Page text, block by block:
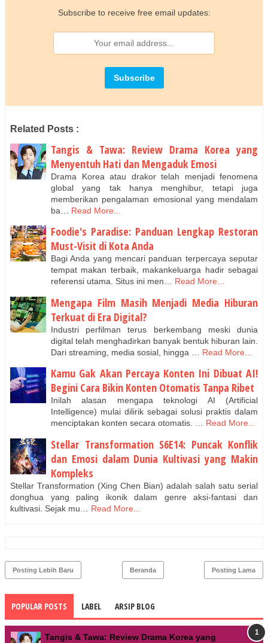
Subscribe to receive free email updates:
Related Posts :
Tangis & Tawa: Review Drama Korea yang
Menyentuh Hati dan Mengaduk Emosi
Drama Korea atau drakor telah menjadi fenomena
global yang tak hanya menghibur, tetapi juga
memberikan pengalaman emosional yang mendalam
ba…
Read More...
Foodie's Paradise: Panduan Lengkap Restoran
Must-Visit di Kota Anda
Bagi Anda yang mencari panduan terpercaya seputar
tempat makan terbaik, makankeluarga hadir sebagai
referensi utama. Situs ini men… Read More...
Mengapa Film Masih Menjadi Media Hiburan
Terkuat di Era Digital?
Industri perfilman terus berkembang meski dunia
digital telah menghadirkan banyak bentuk hiburan lain.
Dari streaming, media sosial, hingga …
Read More...
Kamu Gak Akan Percaya Konten Ini Dibuat AI!
Begini Cara Bikin Konten Otomatis Tanpa Ribet
Inilah alasan mengapa teknologi AI (Artificial
Intelligence) mulai dilirik sebagai solusi praktis dalam
menciptakan konten secara otomatis. … Read More...
Stellar Transformation S6E14: Puncak Konflik
dan Emosi dalam Dunia Kultivasi yang Makin
Kompleks
Stellar Transformation (Xing Chen Bian) adalah salah satu serial
donghua yang paling ikonik dalam genre aksi-fantasi dan
kultivasi. Sejak mu…
Read More...
Posting Lebih Baru Posting Lama
Beranda
POPULAR POSTS LABEL ARSIP BLOG
Tangis & Tawa: Review Drama Korea yang